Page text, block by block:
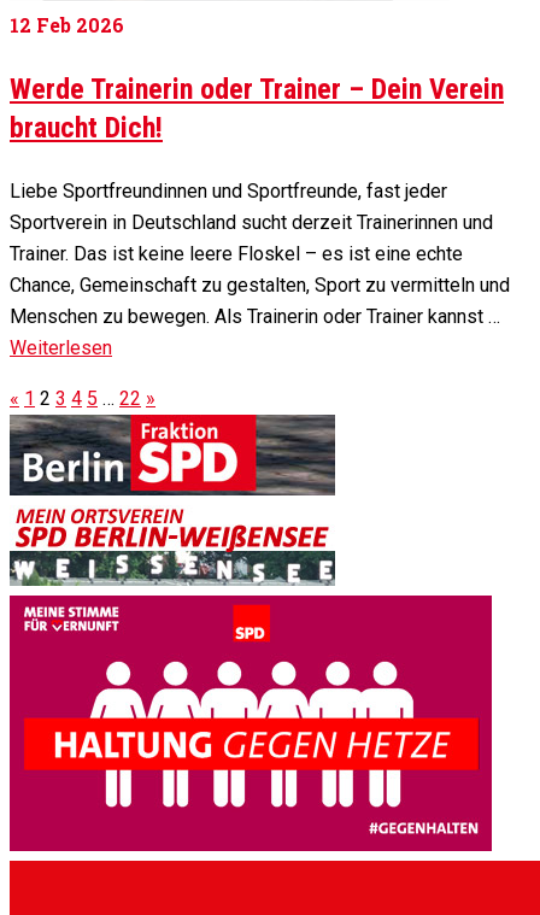
12 Feb 2026
Werde Trainerin oder Trainer – Dein Verein
braucht Dich!
Liebe Sportfreundinnen und Sportfreunde, fast jeder
Sportverein in Deutschland sucht derzeit Trainerinnen und
Trainer. Das ist keine leere Floskel – es ist eine echte
Chance, Gemeinschaft zu gestalten, Sport zu vermitteln und
Menschen zu bewegen. Als Trainerin oder Trainer kannst …
Weiterlesen
« 1 2 3 4 5 … 22 »